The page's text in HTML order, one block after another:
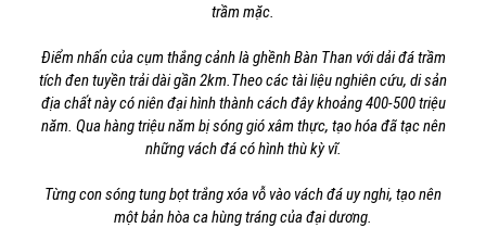
trầm mặc.
Điểm nhấn của cụm thắng cảnh là ghềnh Bàn Than với dải đá trầm
tích đen tuyền trải dài gần 2km.Theo các tài liệu nghiên cứu, di sản
địa chất này có niên đại hình thành cách đây khoảng 400-500 triệu
năm. Qua hàng triệu năm bị sóng gió xâm thực, tạo hóa đã tạc nên
những vách đá có hình thù kỳ vĩ.
Từng con sóng tung bọt trắng xóa vỗ vào vách đá uy nghi, tạo nên
một bản hòa ca hùng tráng của đại dương.